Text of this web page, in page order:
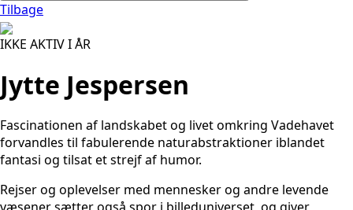
Tilbage
IKKE AKTIV I ÅR
Jytte Jespersen
Fascinationen af landskabet og livet omkring Vadehavet
forvandles til fabulerende naturabstraktioner iblandet
fantasi og tilsat et strejf af humor.
Rejser og oplevelser med mennesker og andre levende